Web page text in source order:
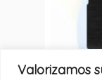
Valorizamos
MC: